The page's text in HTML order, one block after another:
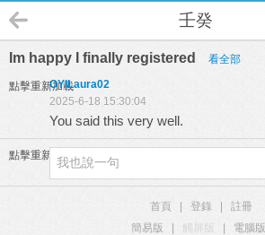
壬癸
Im happy I finally registered 看全部
點擊重新加載OYILaura02
2025-6-18 15:30:04
You said this very well.
點擊重新加載
首頁 登錄
註冊
簡易版
觸屏版 電腦版